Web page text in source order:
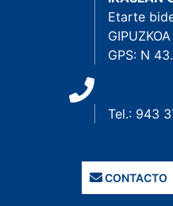
Etarte
GIPUZKOA
GPS: N
Tel.: 943
CONTACTO